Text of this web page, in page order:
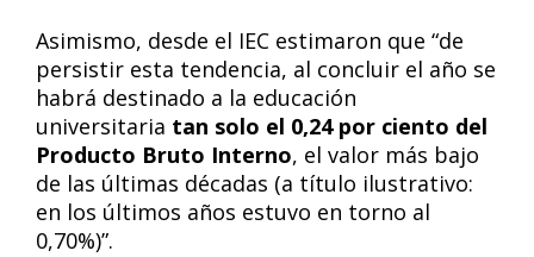
Asimismo, desde el IEC estimaron que “de
persistir esta tendencia, al concluir el año se
habrá destinado a la educación
universitaria tan solo el 0,24 por ciento del
Producto Bruto Interno, el valor más bajo
de las últimas décadas (a título ilustrativo:
en los últimos años estuvo en torno al
0,70%)”.